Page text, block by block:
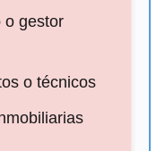
o gestor
o técnicos